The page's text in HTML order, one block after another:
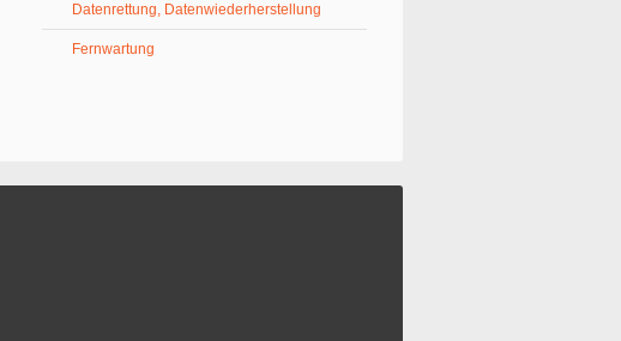
Datenrettung, Datenwiederherstellung
Fernwartung